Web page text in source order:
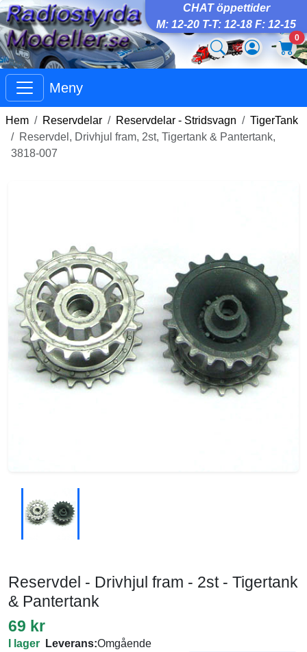
CHAT öppettider
M: 12-20 T-T: 12-18 F: 12-15
0
Meny
Hem Reservdelar Reservdelar - Stridsvagn
TigerTank
Reservdel, Drivhjul fram, 2st, Tigertank & Pantertank,
3818-007
Reservdel - Drivhjul fram - 2st - Tigertank
& Pantertank
69 kr
I lager Leverans:Omgående